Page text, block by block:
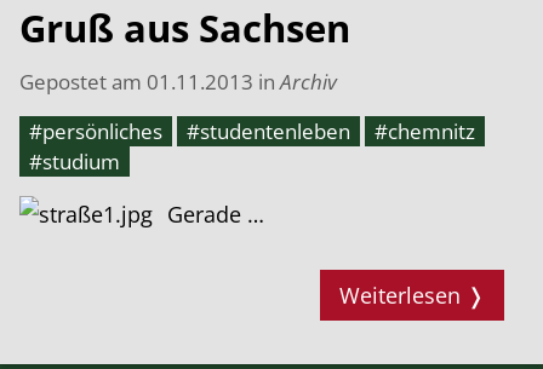
Gruß aus Sachsen
Gepostet am 01.11.2013 inArchiv
#persönliches
#studentenleben
#chemnitz
#studium
Gerade …
Weiterlesen ❭